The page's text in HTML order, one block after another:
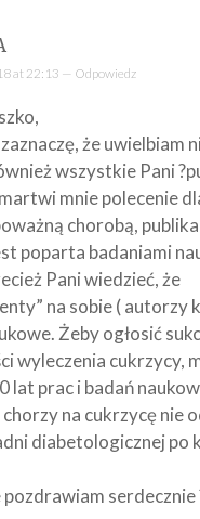
at 22:13 — Odpowiedz
że uwielbiam
wszystkie Pani
mnie polecenie
chorobą,
poparta badaniami
Pani wiedzieć, że
na sobie ( autorzy
Żeby ogłosić
wyleczenia cukrzycy,
lat prac i badań
chorzy na cukrzycę nie
diabetologicznej po
pozdrawiam serdecznie